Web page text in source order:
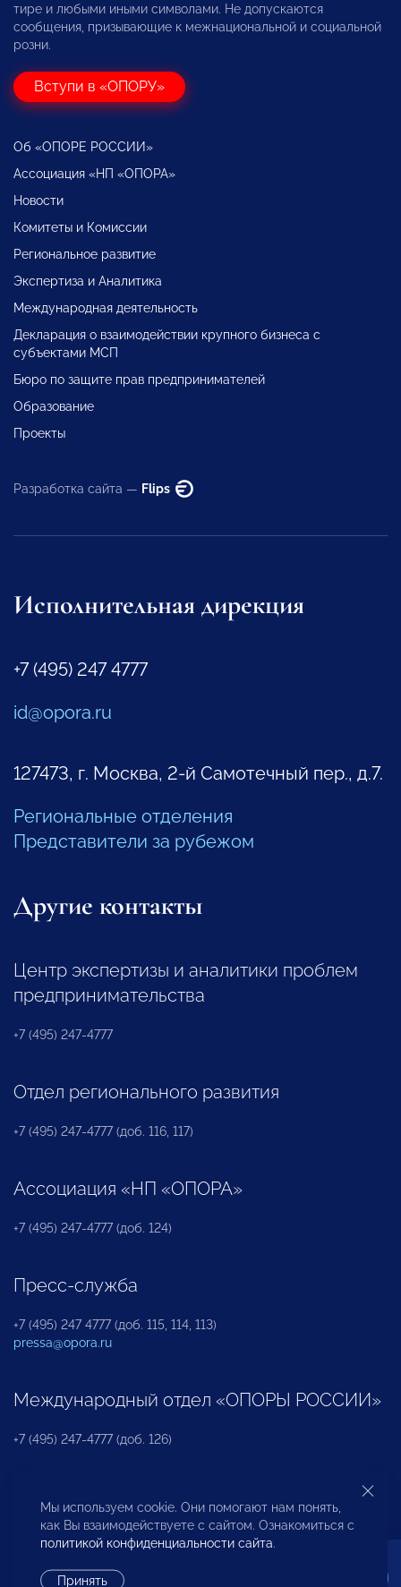
тире и любыми иными символами. Не допускаются
сообщения, призывающие к межнациональной и социальной
розни.
Вступи в «ОПОРУ»
Об «ОПОРЕ РОССИИ»
Ассоциация «НП «ОПОРА»
Новости
Комитеты и Комиссии
Региональное развитие
Экспертиза и Аналитика
Международная деятельность
Декларация о взаимодействии крупного бизнеса с
субъектами МСП
Бюро по защите прав предпринимателей
Образование
Проекты
Разработка сайта — Flips
Исполнительная дирекция
+7 (495) 247 4777
id@opora.ru
127473, г. Москва, 2-й Самотечный пер., д.7.
Региональные отделения
Представители за рубежом
Другие контакты
Центр экспертизы и аналитики проблем
предпринимательства
+7 (495) 247-4777
Отдел регионального развития
+7 (495) 247-4777 (доб. 116, 117)
Ассоциация «НП «ОПОРА»
+7 (495) 247-4777 (доб. 124)
Пресс-служба
+7 (495) 247 4777 (доб. 115, 114, 113)
pressa@opora.ru
Международный отдел «ОПОРЫ РОССИИ»
+7 (495) 247-4777 (доб. 126)
Бюро по защите прав предпринимателей и
инвесторов
Мы используем cookie. Они помогают нам понять,
как Вы взаимодействуете с сайтом. Ознакомиться с
политикой конфиденциальности сайта.
Принять